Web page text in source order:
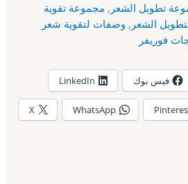
تطويل الشعر , مجموعة تقوية
الشعر , وصفات لتقوية شعر
فوريفر
فيس بوك LinkedIn
WhatsApp
X